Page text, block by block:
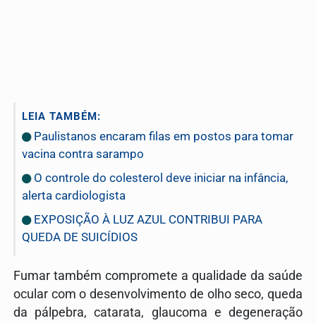
LEIA TAMBÉM:
Paulistanos encaram filas em postos para tomar
vacina contra sarampo
O controle do colesterol deve iniciar na infância,
alerta cardiologista
EXPOSIÇÃO À LUZ AZUL CONTRIBUI PARA
QUEDA DE SUICÍDIOS
Fumar também compromete a qualidade da saúde
ocular com o desenvolvimento de olho seco, queda
da pálpebra, catarata, glaucoma e degeneração